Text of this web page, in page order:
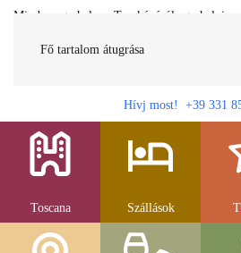
Fő tartalom átugrása
Minden egy helyen Toszkánáról egy helyi
gasztronomia....
Hívj most! +39 331
Toscana Szállások